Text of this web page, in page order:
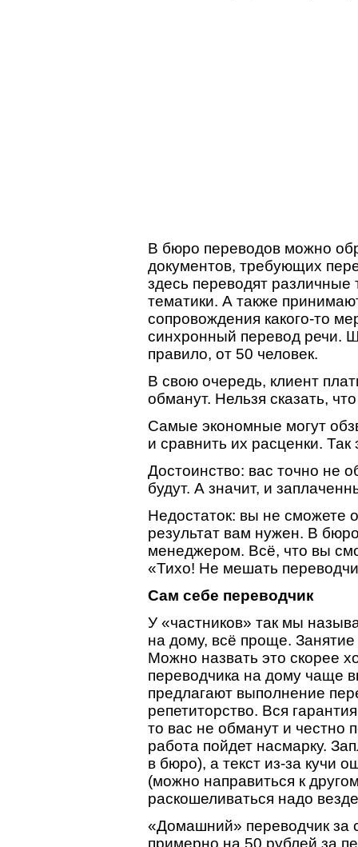
В бюро переводов можно
документов, требующих
здесь переводят различные
тематики. А также
сопровождения какого-то
синхронный перевод речи.
правило, от 50 человек.
В свою очередь, клиент
обманут. Нельзя сказать,
Самые экономные могут
и сравнить их расценки.
Достоинство: вас точно не
будут. А значит, и
Недостаток: вы не сможете
результат вам нужен. В
менеджером. Всё, что вы
«Тихо! Не мешать
Сам себе переводчик
У «частников» так мы
на дому, всё проще.
Можно назвать это скорее
переводчика на дому чаще
предлагают выполнение
репетиторство. Вся
то вас не обманут и честно
работа пойдет насмарку.
в бюро), а текст из-за кучи
(можно направиться к
раскошеливаться надо
«Домашний» переводчик за
примерно на 50 рублей за